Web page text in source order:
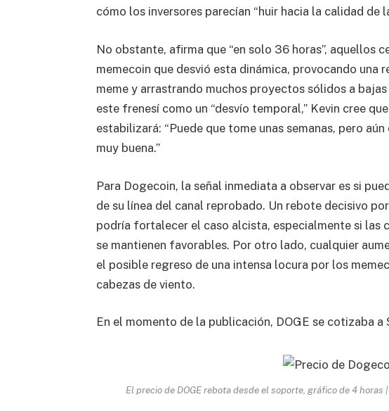
cómo los inversores parecían “huir hacia la calidad de
No obstante, afirma que “en solo 36 horas”, aquellos
memecoin que desvió esta dinámica, provocando una
meme y arrastrando muchos proyectos sólidos a
este frenesí como un “desvío temporal,” Kevin cree
estabilizará: “Puede que tome unas semanas, pero
muy buena.”
Para Dogecoin, la señal inmediata a observar es si
de su línea del canal reprobado. Un rebote decisivo
podría fortalecer el caso alcista, especialmente si las
se mantienen favorables. Por otro lado, cualquier
el posible regreso de una intensa locura por los
cabezas de viento.
En el momento de la publicación, DOGE se cotizaba a
El precio de DOGE rebota desde el soporte, gráfico de 4 horas